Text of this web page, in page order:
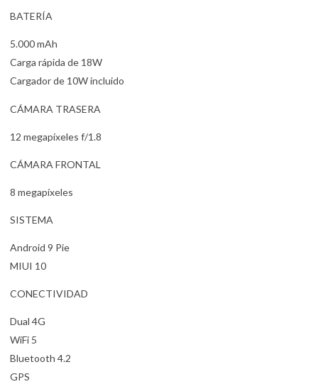
BATERÍA
5.000 mAh
Carga rápida de 18W
Cargador de 10W incluido
CÁMARA TRASERA
12 megapíxeles f/1.8
CÁMARA FRONTAL
8 megapíxeles
SISTEMA
Android 9 Pie
MIUI 10
CONECTIVIDAD
Dual 4G
WiFi 5
Bluetooth 4.2
GPS